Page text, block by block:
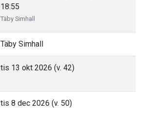
18:55
Täby Simhall
Täby Simhall
tis 13 okt 2026 (v. 42)
tis 8 dec 2026 (v. 50)